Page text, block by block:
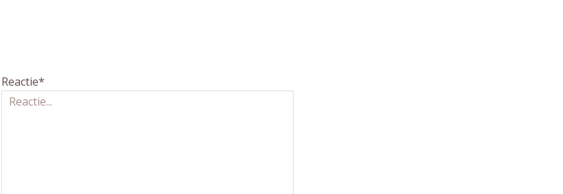
Reactie*